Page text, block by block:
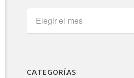
CATEGORÍAS